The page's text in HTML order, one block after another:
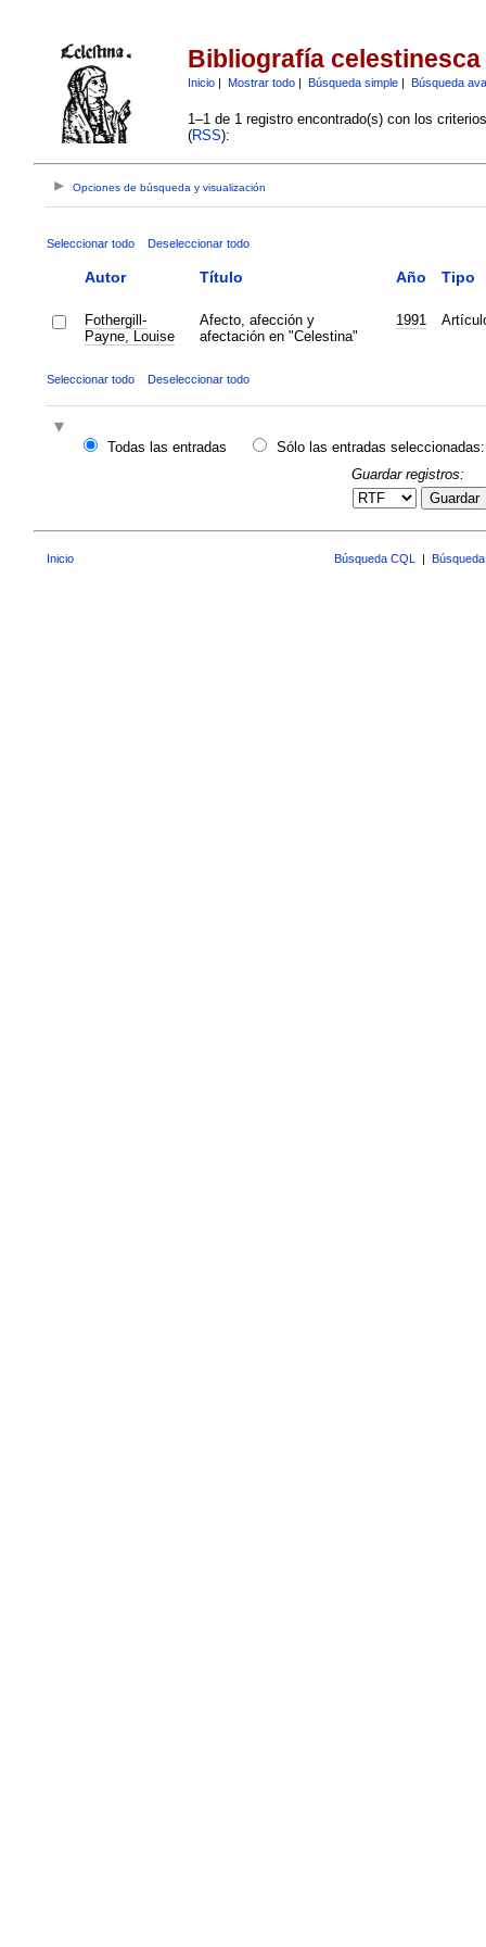
Bibliografía celestinesca
Inicio| Mostrar todo| Búsqueda simple| Búsqueda
1–1 de 1 registro encontrado(s) con los
(RSS):
Opciones de búsqueda y visualización
Seleccionar todo Deseleccionar todo
Autor Título Año Tipo
Fothergill-
Payne, Louise
Afecto, afección y
afectación en "Celestina"
1991
Seleccionar todo Deseleccionar todo
Todas las entradas
Sólo las entradas seleccionadas:
Guardar registros:
Guardar
Inicio Búsqueda CQL